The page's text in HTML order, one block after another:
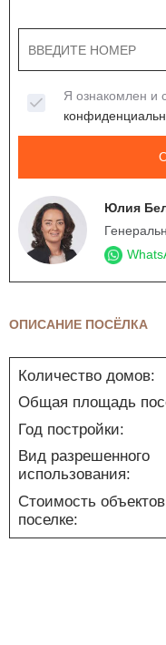
Я ознакомлен и
Юлия
ОПИСАНИЕ ПОСЁЛКА
Количество домов:
Общая площадь
Год постройки:
Вид разрешенного
использования:
Стоимость
поселке: